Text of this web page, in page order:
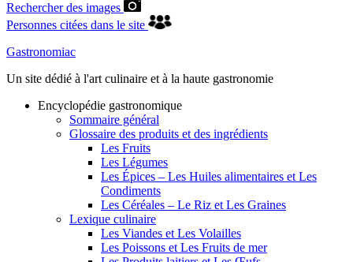
Rechercher des images
Personnes citées dans le site
Gastronomiac
Un site dédié à l'art culinaire et à la haute gastronomie
Encyclopédie gastronomique
Sommaire général
Glossaire des produits et des ingrédients
Les Fruits
Les Légumes
Les Épices – Les Huiles alimentaires et Les
Condiments
Les Céréales – Le Riz et Les Graines
Lexique culinaire
Les Viandes et Les Volailles
Les Poissons et Les Fruits de mer